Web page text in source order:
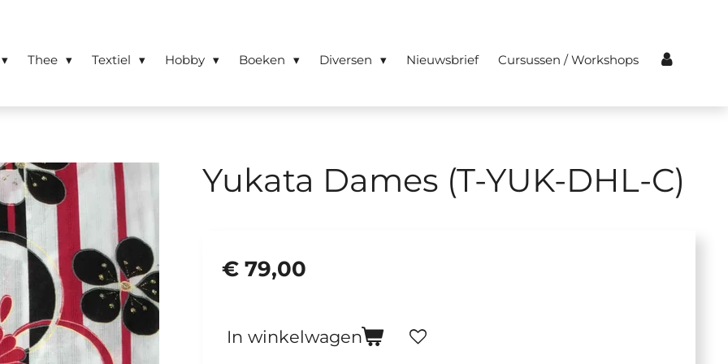
Thee Textiel Hobby Boeken Diversen Nieuwsbrief Cursussen / Workshops
Yukata Dames (T-YUK-DHL-C)
€ 79,00
In winkelwagen